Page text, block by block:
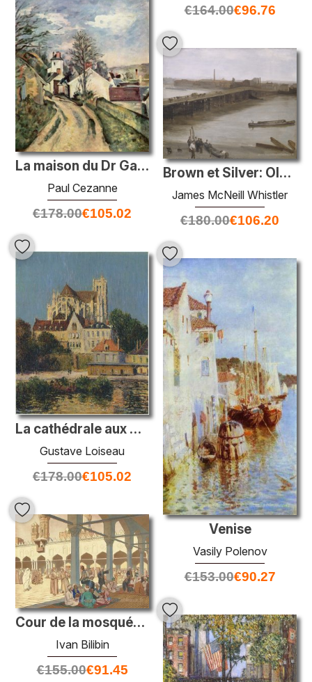
€164.00€96.76
La maison du Dr Gached à AUvers
Paul Cezanne
€178.00€105.02
Brown et Silver: Old Battersea Bridge
James McNeill Whistler
€180.00€106.20
La cathédrale aux Auxerre
Gustave Loiseau
€178.00€105.02
Venise
Vasily Polenov
€153.00€90.27
Cour de la mosquée d'Al-Azhar et du complexe universitaire au Ca
Ivan Bilibin
€155.00€91.45